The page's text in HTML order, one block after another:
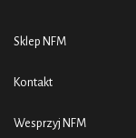
Sklep NFM
Kontakt
Wesprzyj NFM